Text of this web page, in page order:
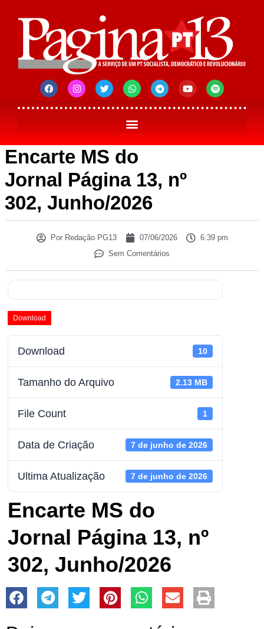
Encarte MS do
Jornal Página 13, nº
302, Junho/2026
PorRedação PG13 07/06/2026
6:39 pm
Sem Comentários
Download
Download 10
Tamanho do Arquivo 2.13 MB
File Count 1
Data de Criação 7 de junho de 2026
Ultima Atualização 7 de junho de 2026
Encarte MS do
Jornal Página 13, nº
302, Junho/2026